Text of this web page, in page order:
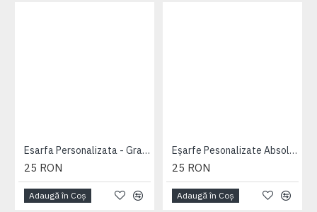
Esarfa Personalizata - Gradinita
25 RON
Adaugă în Coş
Eșarfe Pesonalizate Absolvire Alb - Gradinita
25 RON
Adaugă în Coş